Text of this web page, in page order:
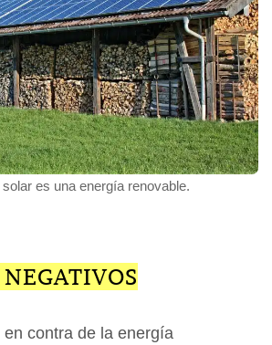
es una energía renovable.
contra de la energía